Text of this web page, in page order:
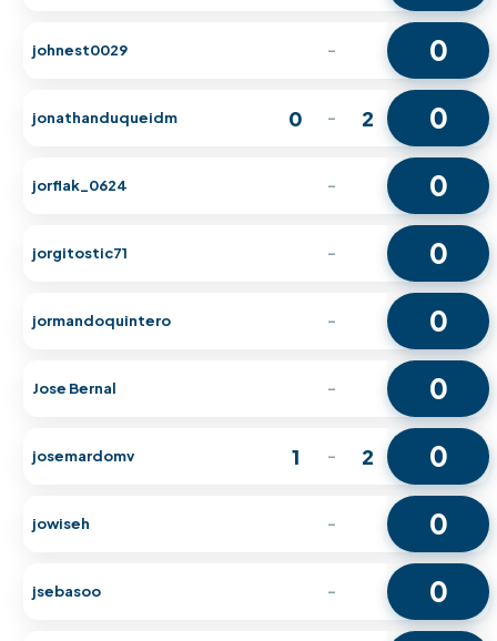
johnest0029 - 0
jonathanduqueidm 0 - 2 0
jorflak_0624 - 0
jorgitostic71 - 0
jormandoquintero - 0
Jose Bernal - 0
josemardomv 1 - 2 0
jowiseh - 0
jsebasoo - 0